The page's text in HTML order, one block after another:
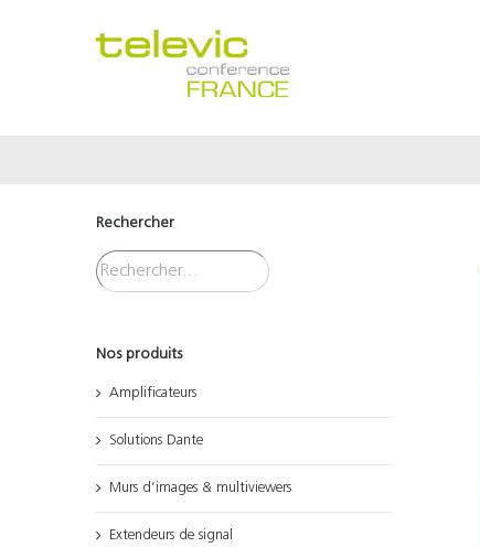
Rechercher
Nos produits
Amplificateurs
Solutions Dante
Murs d’images & multiviewers
Extendeurs de signal